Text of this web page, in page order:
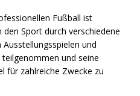
Fußball ist
Sport durch verschiedene
und
und seine
für zahlreiche Zwecke zu